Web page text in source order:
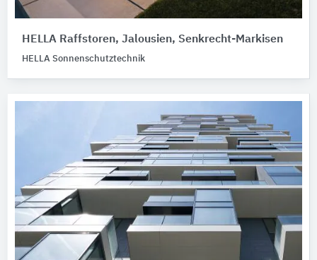
HELLA Raffstoren, Jalousien, Senkrecht-Markisen
HELLA Sonnenschutztechnik